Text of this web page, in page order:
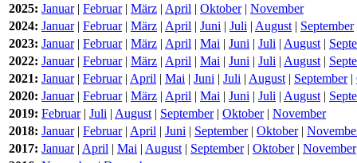
2025: Januar| Februar| März | April | Oktober| November
2024: Januar| Februar| März | April | Juni | Juli | August | September
2023: Januar| Februar| März | April | Mai | Juni | Juli | August |
2022: Januar| Februar| März | April | Mai | Juni | Juli | August |
2021: Januar| Februar| April | Mai | Juni | Juli | August | September|
2020: Januar| Februar| März | April | Mai | Juni | Juli | August |
2019: Februar| Juli | August | September| Oktober| November
2018: Januar| Februar| April | Juni | September| Oktober|
2017: Januar| April | Mai | August | September| Oktober| November